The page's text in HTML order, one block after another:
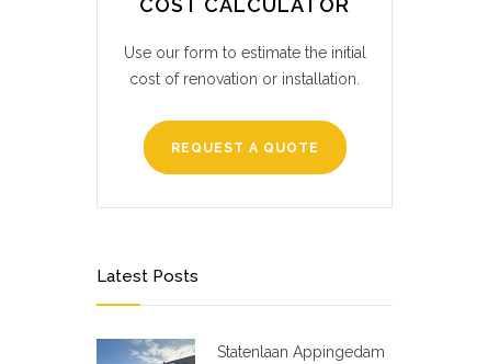
COST CALCULATOR
Use our form to estimate the initial
cost of renovation or installation.
REQUEST A QUOTE
Latest Posts
Statenlaan Appingedam